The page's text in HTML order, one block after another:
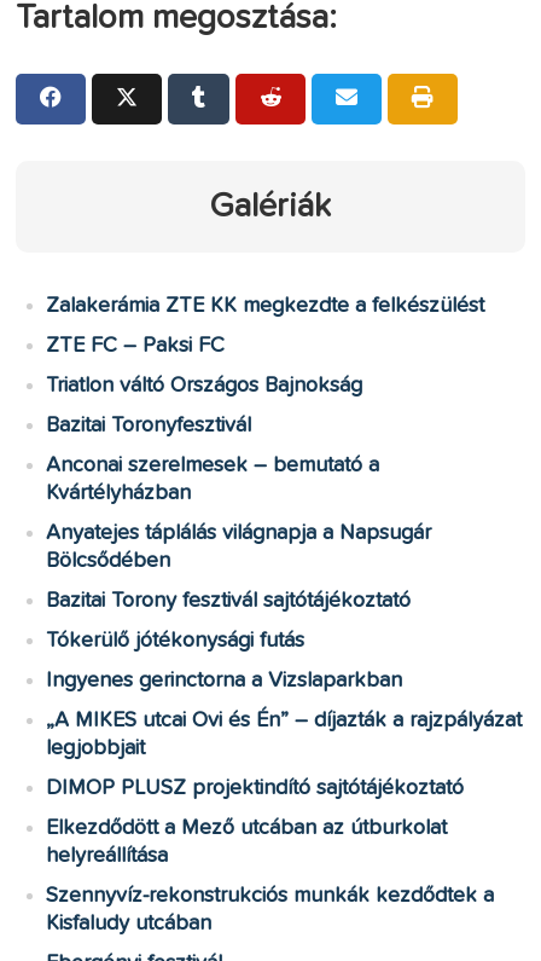
Tartalom megosztása:
Galériák
Zalakerámia ZTE KK megkezdte a felkészülést
ZTE FC – Paksi FC
Triatlon váltó Országos Bajnokság
Bazitai Toronyfesztivál
Anconai szerelmesek – bemutató a
Kvártélyházban
Anyatejes táplálás világnapja a Napsugár
Bölcsődében
Bazitai Torony fesztivál sajtótájékoztató
Tókerülő jótékonysági futás
Ingyenes gerinctorna a Vizslaparkban
„A MIKES utcai Ovi és Én” – díjazták a rajzpályázat
legjobbjait
DIMOP PLUSZ projektindító sajtótájékoztató
Elkezdődött a Mező utcában az útburkolat
helyreállítása
Szennyvíz-rekonstrukciós munkák kezdődtek a
Kisfaludy utcában